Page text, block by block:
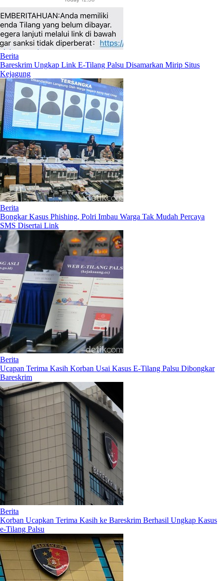
Berita
Bareskrim Ungkap Link E-Tilang Palsu Disamarkan Mirip Situs
Kejagung
Berita
Bongkar Kasus Phishing, Polri Imbau Warga Tak Mudah Percaya
SMS Disertai Link
Berita
Ucapan Terima Kasih Korban Usai Kasus E-Tilang Palsu Dibongkar
Bareskrim
Berita
Korban Ucapkan Terima Kasih ke Bareskrim Berhasil Ungkap Kasus
e-Tilang Palsu